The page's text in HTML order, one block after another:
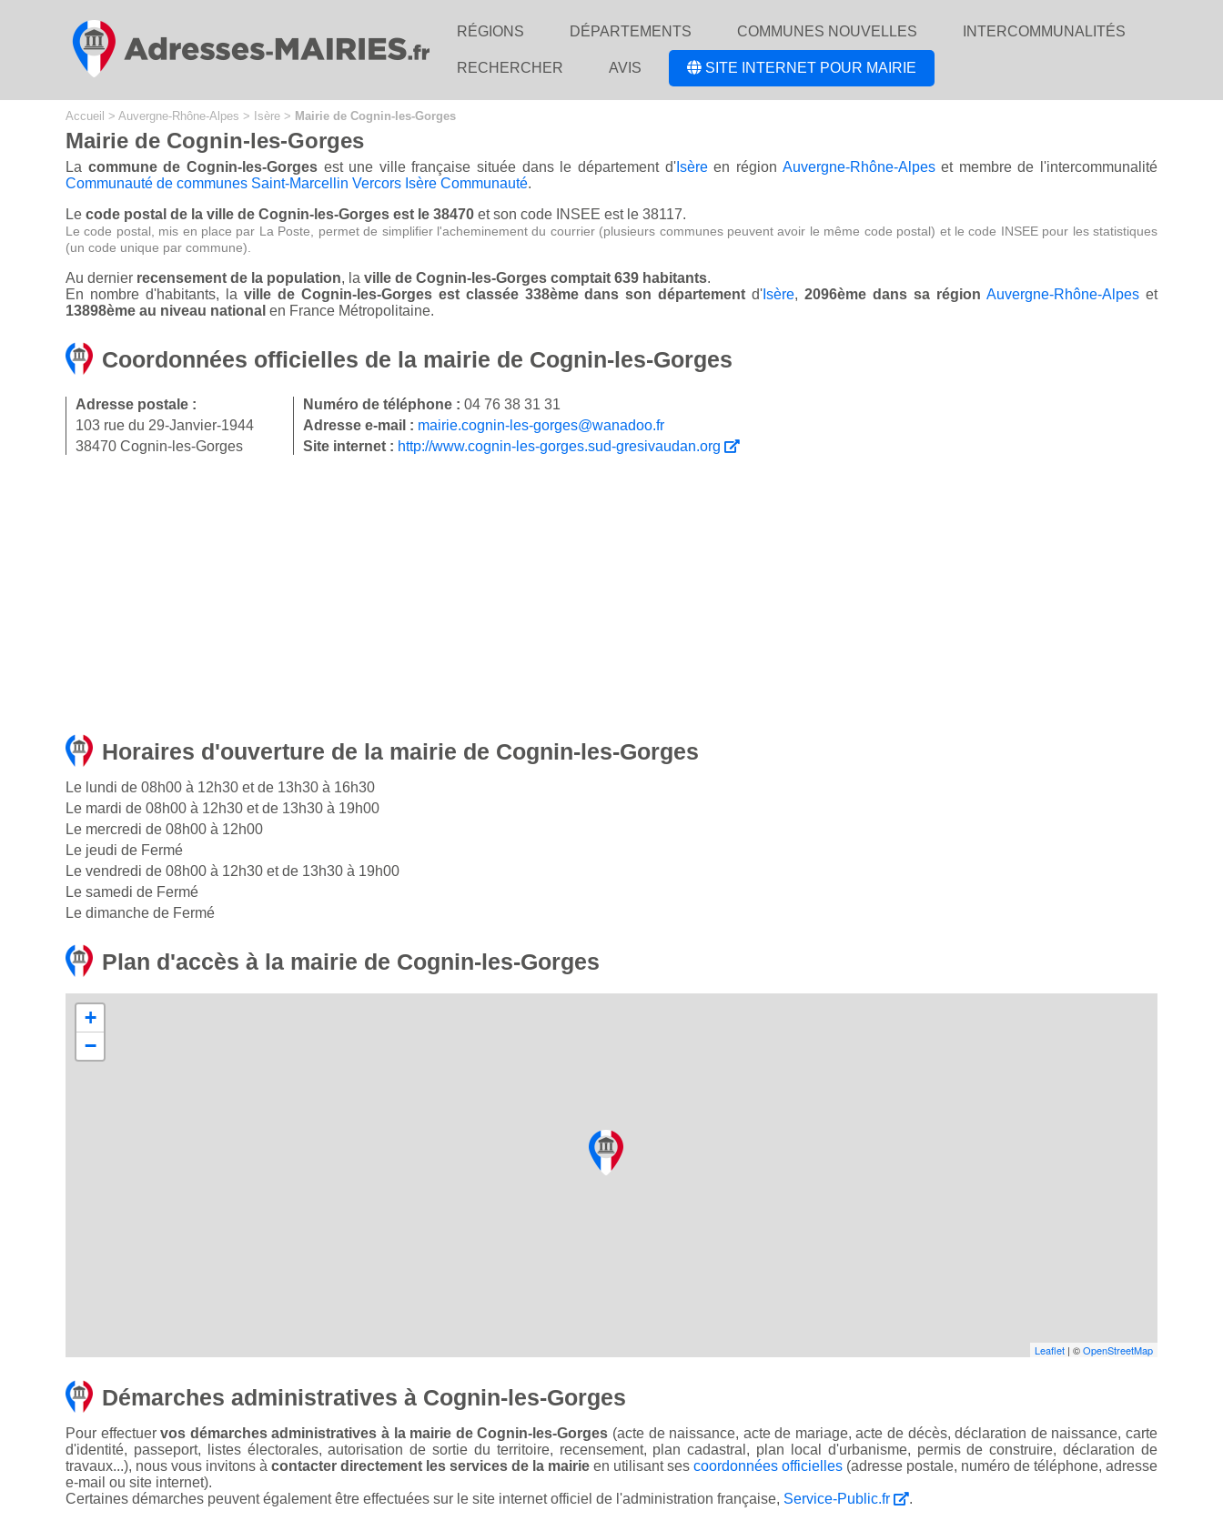
RÉGIONS DÉPARTEMENTS COMMUNES NOUVELLES INTERCOMMUNALITÉS
RECHERCHER AVIS SITE INTERNET POUR MAIRIE
Accueil > Auvergne-Rhône-Alpes > Isère > Mairie de Cognin-les-Gorges
Mairie de Cognin-les-Gorges
La commune de Cognin-les-Gorgesest une ville française située dans le département d'Isèreen région Auvergne-Rhône-Alpeset membre de l'intercommunalité
Communauté de communes Saint-Marcellin Vercors Isère Communauté.
Le code postal de la ville de Cognin-les-Gorges est le 38470 et son code INSEE est le 38117.
Le code postal, mis en place par La Poste, permet de simplifier l'acheminement du courrier (plusieurs communes peuvent avoir le même code postal) et le code INSEE pour les statistiques
(un code unique par commune).
Au dernier recensement de la population, la ville de Cognin-les-Gorges comptait 639 habitants.
En nombre d'habitants, la ville de Cognin-les-Gorges est classée 338ème dans son département d' Isère,2096ème dans sa région Auvergne-Rhône-Alpes et
13898ème au niveau national en France Métropolitaine.
Coordonnées officielles de la mairie de Cognin-les-Gorges
Adresse postale :
103 rue du 29-Janvier-1944
38470 Cognin-les-Gorges
Numéro de téléphone : 04 76 38 31 31
Adresse e-mail : mairie.cognin-les-gorges@wanadoo.fr
Site internet : http://www.cognin-les-gorges.sud-gresivaudan.org
Horaires d'ouverture de la mairie de Cognin-les-Gorges
Le lundi de 08h00 à 12h30 et de 13h30 à 16h30
Le mardi de 08h00 à 12h30 et de 13h30 à 19h00
Le mercredi de 08h00 à 12h00
Le jeudi de Fermé
Le vendredi de 08h00 à 12h30 et de 13h30 à 19h00
Le samedi de Fermé
Le dimanche de Fermé
Plan d'accès à la mairie de Cognin-les-Gorges
+
−
Leaflet | ©OpenStreetMap
Démarches administratives à Cognin-les-Gorges
Pour effectuervos démarches administratives à la mairie de Cognin-les-Gorges (acte de naissance, acte de mariage, acte de décès, déclaration de naissance, carte
d'identité, passeport, listes électorales, autorisation de sortie du territoire, recensement, plan cadastral, plan local d'urbanisme, permis de construire, déclaration de
travaux...), nous vous invitons à contacter directement les services de la mairie en utilisant ses coordonnées officielles (adresse postale, numéro de téléphone, adresse
e-mail ou site internet).
Certaines démarches peuvent également être effectuées sur le site internet officiel de l'administration française, Service-Public.fr .